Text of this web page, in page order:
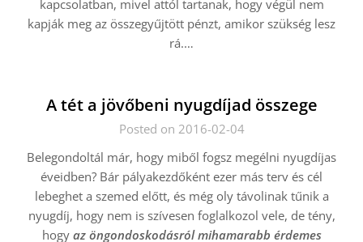
kapcsolatban, mivel attól tartanak, hogy végül nem
kapják meg az összegyűjtött pénzt, amikor szükség lesz
rá.…
A tét a jövőbeni nyugdíjad összege
Posted on 2016-02-04
Belegondoltál már, hogy miből fogsz megélni nyugdíjas
éveidben? Bár pályakezdőként ezer más terv és cél
lebeghet a szemed előtt, és még oly távolinak tűnik a
nyugdíj, hogy nem is szívesen foglalkozol vele, de tény,
hogy az öngondoskodásról mihamarabb érdemes